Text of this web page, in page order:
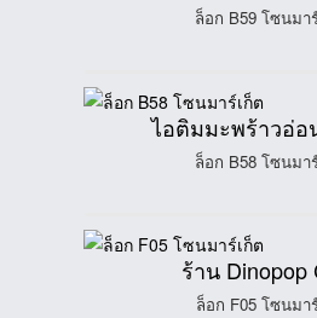
ล็อก B59 โซนมา
ไอติมมะพร้าวอ่
ล็อก B58 โซนมา
ร้าน Dinopop
ล็อก F05 โซนมา